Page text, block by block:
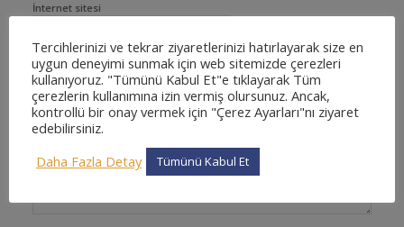
İnternet sitesi
Tercihlerinizi ve tekrar ziyaretlerinizi hatırlayarak size en
uygun deneyimi sunmak için web sitemizde çerezleri
kullanıyoruz. "Tümünü Kabul Et"e tıklayarak Tüm
çerezlerin kullanımına izin vermiş olursunuz. Ancak,
kontrollü bir onay vermek için "Çerez Ayarları"nı ziyaret
edebilirsiniz.
Daha Fazla Detay
Tümünü Kabul Et